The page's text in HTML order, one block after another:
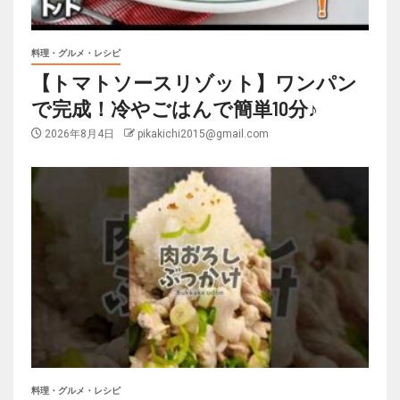
料理・グルメ・レシピ
【トマトソースリゾット】ワンパン
で完成！冷やごはんで簡単10分♪
2026年8月4日 pikakichi2015@gmail.com
料理・グルメ・レシピ